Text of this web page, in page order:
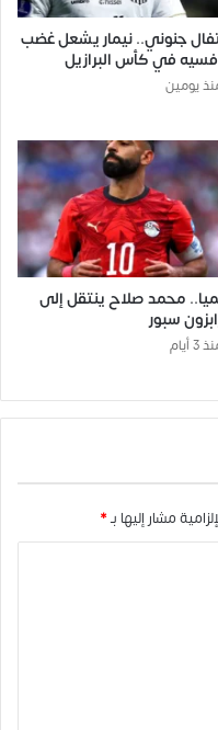
جنوني.. نيمار يشعل غضب
في كأس البرازيل
يومين
محمد صلاح ينتقل إلى
سبور
أيام
مشار إليها بـ*